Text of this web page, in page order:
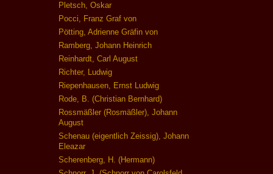
Pletsch, Oskar
Pocci, Franz Graf von
Pötting, Adrienne Gräfin von
Ramberg, Johann Heinrich
Reinhardt, Carl August
Richter, Ludwig
Riepenhausen, Ernst Ludwig
Rode, B. (Christian Bernhard)
Rossmäßler (Rosmäßler), Johann
August
Schenau (eigentlich Zeissig), Johann
Eleazar
Scherenberg, H. (Hermann)